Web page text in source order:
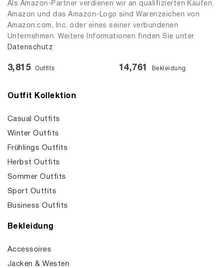
Als Amazon-Partner verdienen wir an qualifizierten Käufen.
Amazon und das Amazon-Logo sind Warenzeichen von
Amazon.com, Inc. oder eines seiner verbundenen
Unternehmen. Weitere Informationen finden Sie unter
Datenschutz
3,815 Outfits 14,761 Bekleidung
Outfit Kollektion
Casual Outfits
Winter Outfits
Frühlings Outfits
Herbst Outfits
Sommer Outfits
Sport Outfits
Business Outfits
Bekleidung
Accessoires
Jacken & Westen